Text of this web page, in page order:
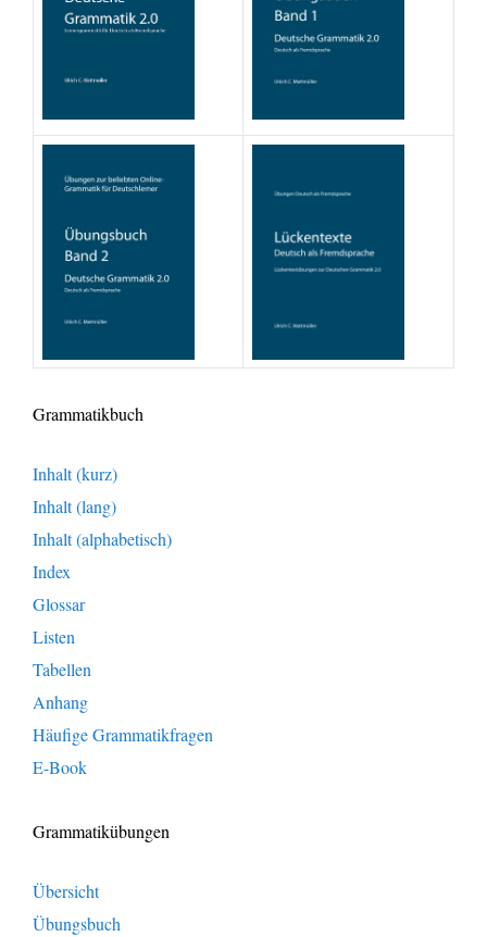
Grammatikbuch
Inhalt (kurz)
Inhalt (lang)
Inhalt (alphabetisch)
Index
Glossar
Listen
Tabellen
Anhang
Häufige Grammatikfragen
E-Book
Grammatikübungen
Übersicht
Übungsbuch